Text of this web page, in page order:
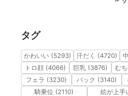
タグ
かわいい (5293) 汗だく (4720)
トロ顔 (4066)
巨乳 (3876)
む
フェラ (3230)
バック (3140)
騎乗位 (2110)
絵が上手